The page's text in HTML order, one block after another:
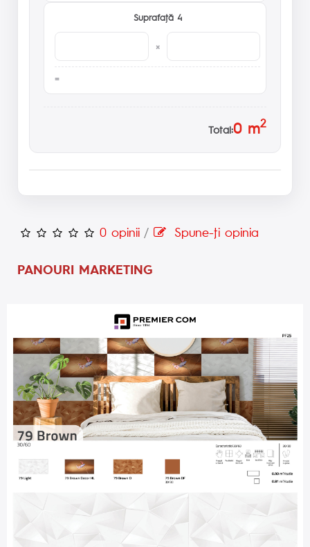
Suprafaţă 4
×
Total:0m2
0 opinii / Spune-ţi opinia
PANOURI MARKETING